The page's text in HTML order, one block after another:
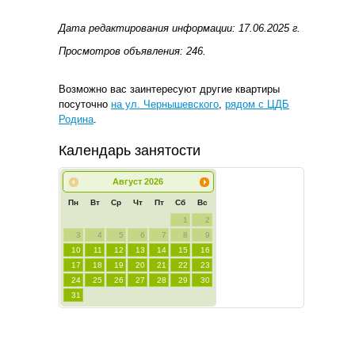
Дата редактирования информации: 17.06.2025 г.
Просмотров объявления: 246.
Возможно вас заинтересуют другие квартиры
посуточно на ул. Чернышевского рядом с ЦДБ
Родина
Календарь занятости
Август 2026
Пн Вт Ср Чт Пт Сб Вс
1
2
3
4 5 6 7 8
9
10
11 12 13 14 15
16
17
18 19 20 21 22
23
24
25 26 27 28 29
30
31